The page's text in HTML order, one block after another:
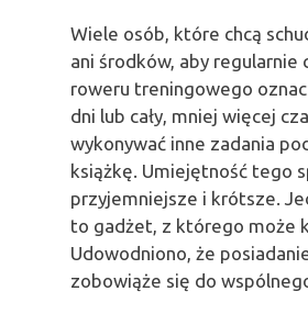
Wiele osób, które chcą
ani środków, aby regularnie
roweru treningowego
dni lub cały, mniej więcej
wykonywać inne zadania
książkę. Umiejętność tego
przyjemniejsze i krótsze.
to gadżet, z którego może
Udowodniono, że
zobowiąże się do